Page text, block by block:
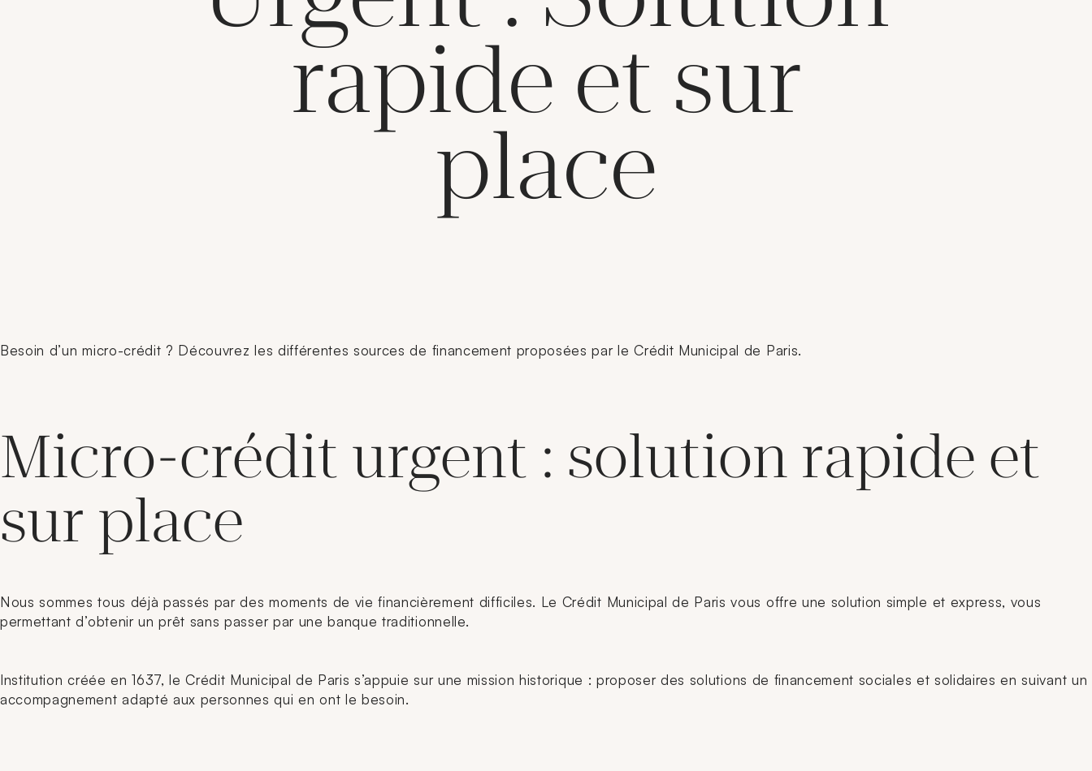
rapide et sur
place
Besoin d’un micro-crédit ? Découvrez les différentes sources de financement proposées par le Crédit Municipal de Paris.
Micro-crédit urgent : solution rapide et
sur place
Nous sommes tous déjà passés par des moments de vie financièrement difficiles. Le Crédit Municipal de Paris vous offre une solution simple et express, vous
permettant d’obtenir un prêt sans passer par une banque traditionnelle.
Institution créée en 1637, le Crédit Municipal de Paris s’appuie sur une mission historique : proposer des solutions de financement sociales et solidaires en suivant un
accompagnement adapté aux personnes qui en ont le besoin.